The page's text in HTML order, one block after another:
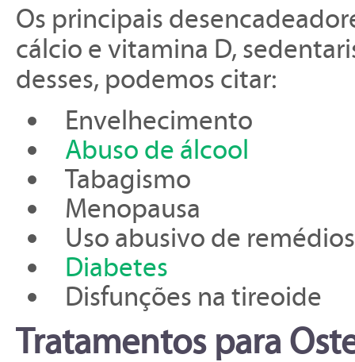
Os principais
cálcio e vitamina D,
desses, podemos citar:
Envelhecimento
Abuso de álcool
Tabagismo
Menopausa
Uso abusivo de
Diabetes
Disfunções na tireoide
Tratamentos para